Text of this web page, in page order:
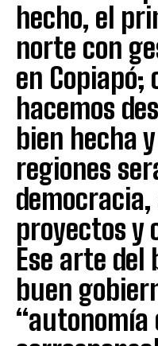
hecho, el
norte con
en Copiapó;
hacemos
bien hecha
regiones
proyectos y
Ese arte
buen
“autonomía